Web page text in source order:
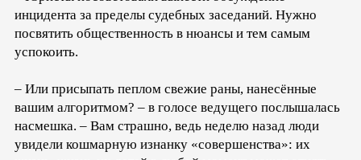
инцидента за пределы судебных заседаний. Нужно
посвятить общественность в нюансы и тем самым
успокоить.
– Или присыпать пеплом свежие раны, нанесённые
вашим алгоритмом? – в голосе ведущего послышалась
насмешка. – Вам страшно, ведь неделю назад люди
увидели кошмарную изнанку «совершенства»: их